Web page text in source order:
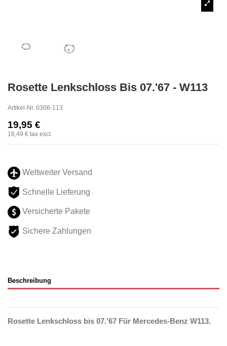
Rosette Lenkschloss Bis 07.'67 - W113
Artikel-Nr. 0306-113
19,95 €
16,49 € tax excl.
Weltweiter Versand
Schnelle Lieferung
Versicherte Pakete
Sichere Zahlungen
Beschreibung
Rosette Lenkschloss bis 07.'67 Für Mercedes-Benz W113.